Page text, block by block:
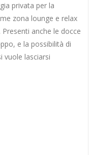
privata per la
zona lounge e relax
anche le docce
e la possibilità di
vuole lasciarsi